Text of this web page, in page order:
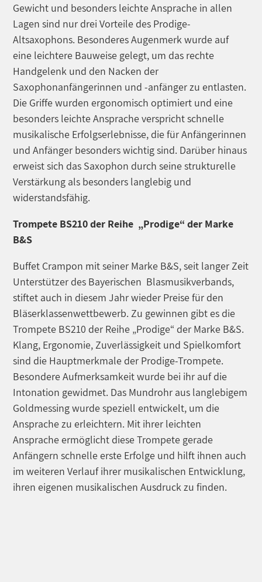
Gewicht und besonders leichte Ansprache in allen
Lagen sind nur drei Vorteile des Prodige-
Altsaxophons. Besonderes Augenmerk wurde auf
eine leichtere Bauweise gelegt, um das rechte
Handgelenk und den Nacken der
Saxophonanfängerinnen und -anfänger zu entlasten.
Die Griffe wurden ergonomisch optimiert und eine
besonders leichte Ansprache verspricht schnelle
musikalische Erfolgserlebnisse, die für Anfängerinnen
und Anfänger besonders wichtig sind. Darüber hinaus
erweist sich das Saxophon durch seine strukturelle
Verstärkung als besonders langlebig und
widerstandsfähig.
Trompete BS210 der Reihe „Prodige“ der Marke
B&S
Buffet Crampon mit seiner Marke B&S, seit langer Zeit
Unterstützer des Bayerischen Blasmusikverbands,
stiftet auch in diesem Jahr wieder Preise für den
Bläserklassenwettbewerb. Zu gewinnen gibt es die
Trompete BS210 der Reihe „Prodige“ der Marke B&S.
Klang, Ergonomie, Zuverlässigkeit und Spielkomfort
sind die Hauptmerkmale der Prodige-Trompete.
Besondere Aufmerksamkeit wurde bei ihr auf die
Intonation gewidmet. Das Mundrohr aus langlebigem
Goldmessing wurde speziell entwickelt, um die
Ansprache zu erleichtern. Mit ihrer leichten
Ansprache ermöglicht diese Trompete gerade
Anfängern schnelle erste Erfolge und hilft ihnen auch
im weiteren Verlauf ihrer musikalischen Entwicklung,
ihren eigenen musikalischen Ausdruck zu finden.